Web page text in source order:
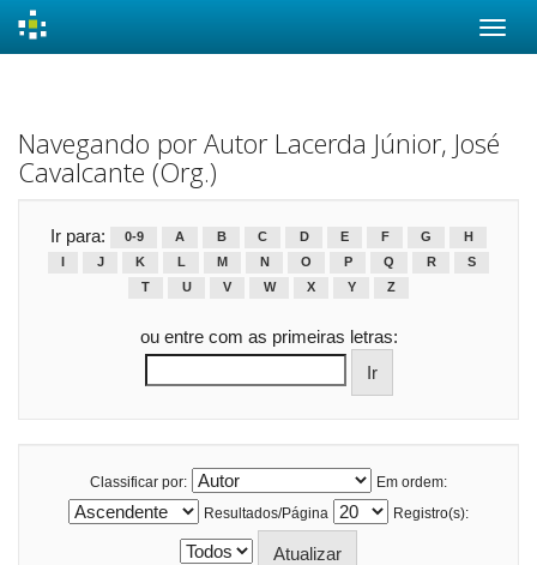
Navegando por Autor Lacerda Júnior, José
Cavalcante (Org.)
Ir para: 0-9 A B C D E F G
H
J K L M N O P Q R
S
T
U V W X Y Z
ou entre com as primeiras letras:
Classificar por:
Em ordem:
Resultados/Página
Registro(s):